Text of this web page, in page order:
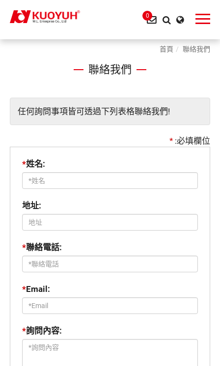
0
首頁 聯絡我們
聯絡我們
任何詢問事項皆可透過下列表格聯絡我們!
* :必填欄位
*姓名:
地址:
*聯絡電話:
*Email:
*詢問內容: